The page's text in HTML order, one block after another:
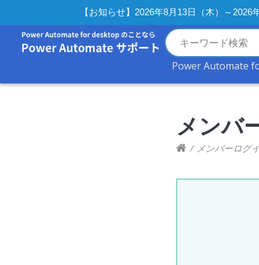
【お知らせ】2026年8月13日（木）～
Power Automate
メンバ
/ メンバーログ